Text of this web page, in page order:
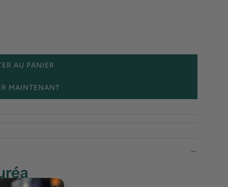
AU PANIER
C
A
G
M
T
.
MAINTENANT